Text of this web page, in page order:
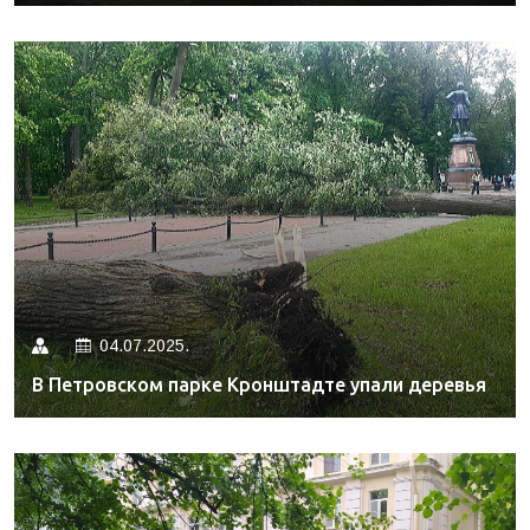
04.07.2025.
В Петровском парке Кронштадте упали деревья